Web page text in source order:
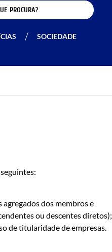
SOCIEDADE
agregados dos membros e
ou descentes diretos);
de titularidade de empresas.